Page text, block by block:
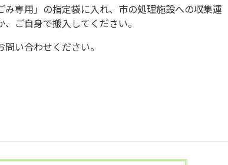
み専用」の指定袋に入れ、市の処理施設への収集運
ご自身で搬入してください。
い合わせください。